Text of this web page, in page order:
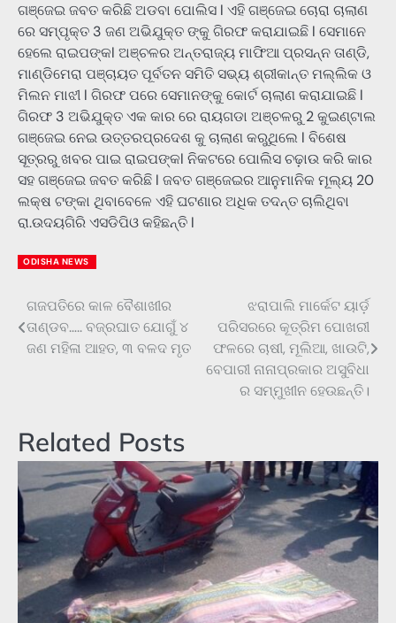
ଗଞ୍ଜେଇ ଜବତ କରିଛି ଅଡବା ପୋଲିସ l ଏହି ଗଞ୍ଜେଇ ଚୋରା ଚାଲାଣ
ରେ ସମ୍ପୃକ୍ତ 3 ଜଣ ଅଭିଯୁକ୍ତ ଙ୍କୁ ଗିରଫ କରାଯାଇଛି l ସେମାନେ
ହେଲେ ରାଇପଙ୍କl ଅଞ୍ଚଳର ଅନ୍ତରାଜ୍ୟ ମାଫିଆ ପ୍ରସନ୍ନ ତାଣ୍ଡି,
ମାଣ୍ଡିମେରା ପଞ୍ଚାୟତ ପୂର୍ବତନ ସମିତି ସଭ୍ୟ ଶ୍ରୀକାନ୍ତ ମଲ୍ଲିକ ଓ
ମିଲନ ମାଝୀ l ଗିରଫ ପରେ ସେମାନଙ୍କୁ କୋର୍ଟ ଚାଲାଣ କରାଯାଇଛି l
ଗିରଫ 3 ଅଭିଯୁକ୍ତ ଏକ କାର ରେ ରାୟଗଡା ଅଞ୍ଚଳରୁ 2 କୁଇଣ୍ଟାଲ
ଗଞ୍ଜେଇ ନେଇ ଉତ୍ତରପ୍ରଦେଶ କୁ ଚାଲାଣ କରୁଥିଲେ l ବିଶେଷ
ସୂତ୍ରରୁ ଖବର ପାଇ ରାଇପଙ୍କl ନିକଟରେ ପୋଲିସ ଚଢ଼ାଉ କରି କାର
ସହ ଗଞ୍ଜେଇ ଜବତ କରିଛି l ଜବତ ଗଞ୍ଜେଇର ଆନୁମାନିକ ମୂଲ୍ୟ 20
ଲକ୍ଷ ଟଙ୍କା ଥିବାବେଳେ ଏହି ଘଟଣାର ଅଧିକ ତଦନ୍ତ ଚାଲିଥିବା
ରା.ଉଦୟଗିରି ଏସଡିପିଓ କହିଛନ୍ତି l
ODISHA NEWS
Post
navigation
ଗଜପତିରେ କାଳ ବୈଶାଖୀର
ତାଣ୍ଡବ….. ବଜ୍ରଘାତ ଯୋଗୁଁ ୪
ଜଣ ମହିଳା ଆହତ, ୩ ବଳଦ ମୃତ
ଝରାପାଲି ମାର୍କେଟ ୟାର୍ଡ଼
ପରିସରରେ କୂତ୍ରିମ ପୋଖରୀ
ଫଳରେ ଚାଷୀ, ମୂଲିଆ, ଖାଉଟି,
ବେପାରୀ ନାନାପ୍ରକାର ଅସୁବିଧା
ର ସମ୍ମୁଖୀନ ହେଉଛନ୍ତି।
Related Posts